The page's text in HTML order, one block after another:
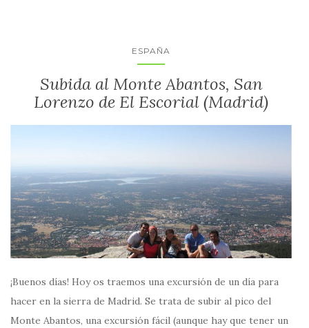
ESPAÑA
Subida al Monte Abantos, San
Lorenzo de El Escorial (Madrid)
¡Buenos días! Hoy os traemos una excursión de un día para
hacer en la sierra de Madrid. Se trata de subir al pico del
Monte Abantos, una excursión fácil (aunque hay que tener un